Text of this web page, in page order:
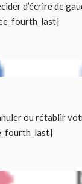
d’écrire de
ou rétablir